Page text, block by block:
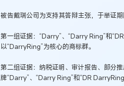
被告戴瑞公司为支持其答辩主张，于举证
第一组证据：“Darry”、“Darry Ring”和
以“DarryRing”为核心的商标群。
第二组证据：纳税证明、审计报告、部分
牌“Darry”、“Darry Ring”和“DR